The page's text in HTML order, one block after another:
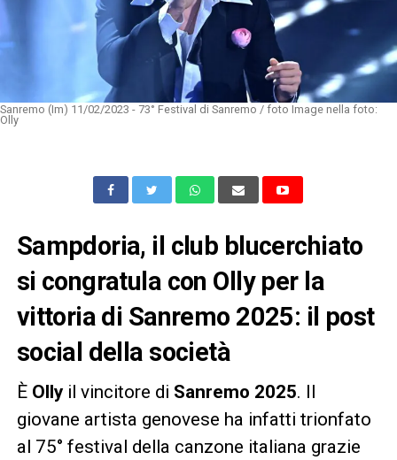
Sanremo (Im) 11/02/2023 - 73° Festival di Sanremo / foto Image nella foto:
Olly
Sampdoria, il club blucerchiato
si congratula con Olly per la
vittoria di Sanremo 2025: il post
social della società
È Olly il vincitore di Sanremo 2025. Il
giovane artista genovese ha infatti trionfato
al 75° festival della canzone italiana grazie